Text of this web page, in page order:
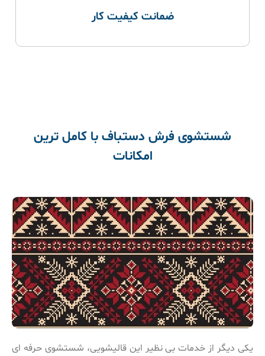
ضمانت کیفیت کار
شستشوی فرش دستباف با کامل ترین
امکانات
یکی دیگر از خدمات بی نظیر این قالیشویی، شستشوی حرفه ای